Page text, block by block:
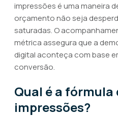
impressões é uma maneira
orçamento não seja
saturadas. O
métrica assegura que a
digital aconteça com base
conversão.
Qual é a
impressões?